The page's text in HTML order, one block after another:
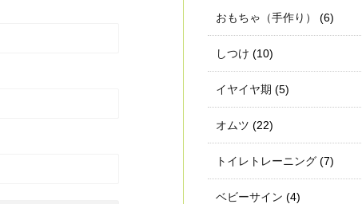
おもちゃ（手作り） (6)
しつけ (10)
イヤイヤ期 (5)
オムツ (22)
トイレトレーニング (7)
ベビーサイン (4)